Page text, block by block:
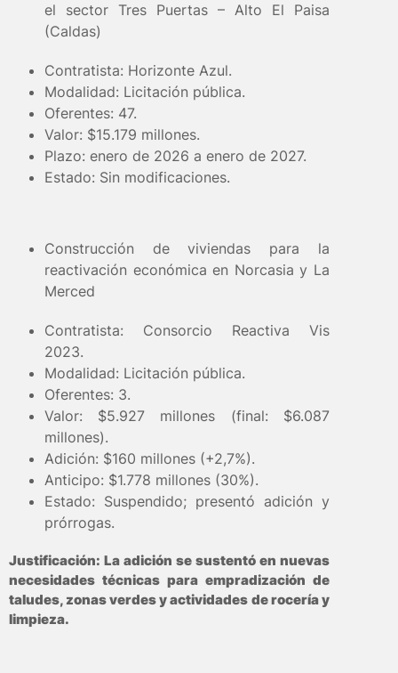
el sector Tres Puertas – Alto El Paisa
(Caldas)
Contratista: Horizonte Azul.
Modalidad: Licitación pública.
Oferentes: 47.
Valor: $15.179 millones.
Plazo: enero de 2026 a enero de 2027.
Estado: Sin modificaciones.
Construcción de viviendas para la
reactivación económica en Norcasia y La
Merced
Contratista: Consorcio Reactiva Vis
2023.
Modalidad: Licitación pública.
Oferentes: 3.
Valor: $5.927 millones (final: $6.087
millones).
Adición: $160 millones (+2,7%).
Anticipo: $1.778 millones (30%).
Estado: Suspendido; presentó adición y
prórrogas.
Justificación: La adición se sustentó en nuevas
necesidades técnicas para empradización de
taludes, zonas verdes y actividades de rocería y
limpieza.